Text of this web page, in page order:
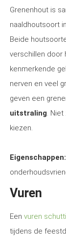
Grenenhout is
naaldhoutsoort
Beide
verschillen door
kenmerkende
nerven en veel
geven een
uitstraling.
kiezen.
Eigenschappen:
Vuren
Een vuren
tijdens de